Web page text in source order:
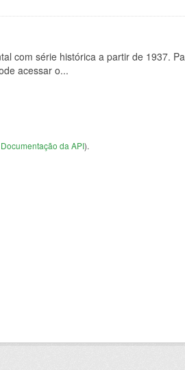
com série histórica a partir de 1937.
acessar o...
Documentação da API).